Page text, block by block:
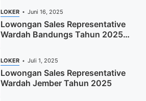
LOKER Juni 16, 2025
Lowongan Sales Representative
Wardah Bandungs Tahun 2025
LOKER Juli 1, 2025
Lowongan Sales Representative
Wardah Jember Tahun 2025